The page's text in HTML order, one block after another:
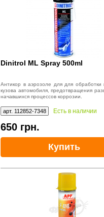
Dinitrol ML Spray 500ml
Антикор в аэрозоле для для
кузова автомобиля, предотвращения
начавшихся процессов коррозии.
арт. 112852-7348 Есть в наличии
650 грн.
Купить